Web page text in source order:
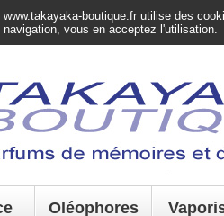
www.takayaka-boutique.fr utilise des
navigation, vous en acceptez l'utilisation.
Oléophores